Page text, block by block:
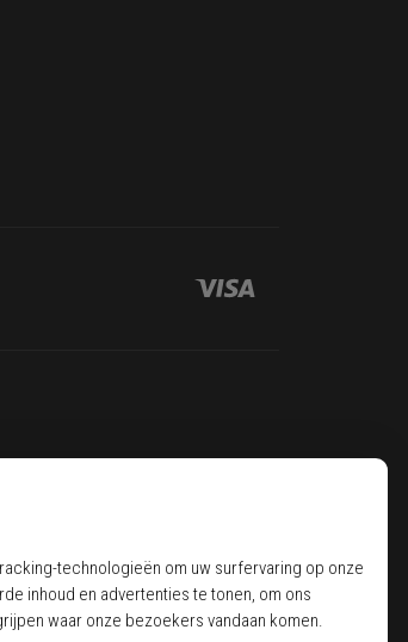
technologieën om uw surfervaring op onze
inhoud en advertenties te tonen, om ons
waar onze bezoekers vandaan komen.